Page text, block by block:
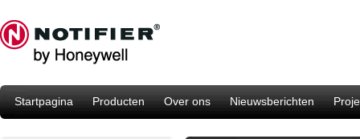
Startpagina Producten Over ons Nieuwsberichten